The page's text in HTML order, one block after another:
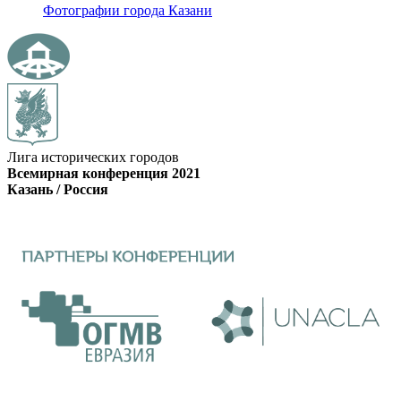
Фотографии города Казани
Лига исторических городов
Всемирная конференция 2021
Казань / Россия